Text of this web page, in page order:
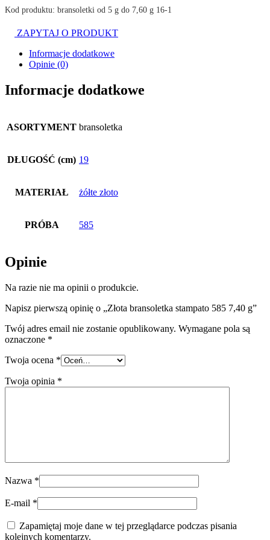
Kod produktu: bransoletki od 5 g do 7,60 g 16-1
ZAPYTAJ O PRODUKT
Informacje dodatkowe
Opinie (0)
Informacje dodatkowe
ASORTYMENT bransoletka
DŁUGOŚĆ (cm) 19
MATERIAŁ żółte złoto
PRÓBA 585
Opinie
Na razie nie ma opinii o produkcie.
Napisz pierwszą opinię o „Złota bransoletka stampato 585 7,40 g”
Twój adres email nie zostanie opublikowany. Wymagane pola są
oznaczone *
Twoja ocena *
Twoja opinia *
Nazwa *
E-mail *
Zapamiętaj moje dane w tej przeglądarce podczas pisania
kolejnych komentarzy.